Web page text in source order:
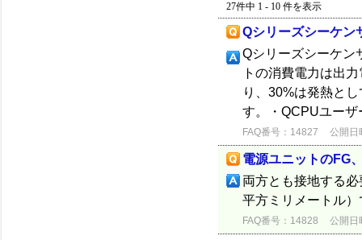
27件中 1 - 10 件を表示
Qシリーズシーケン
Qシリーズシーケン
トの消費電力は出
り、30%は発熱と
す。・QCPUユー
FAQ番号：14827 公開日
電源ユニットのFG
両方とも接地する
平方ミリメートル
FAQ番号：14828 公開日